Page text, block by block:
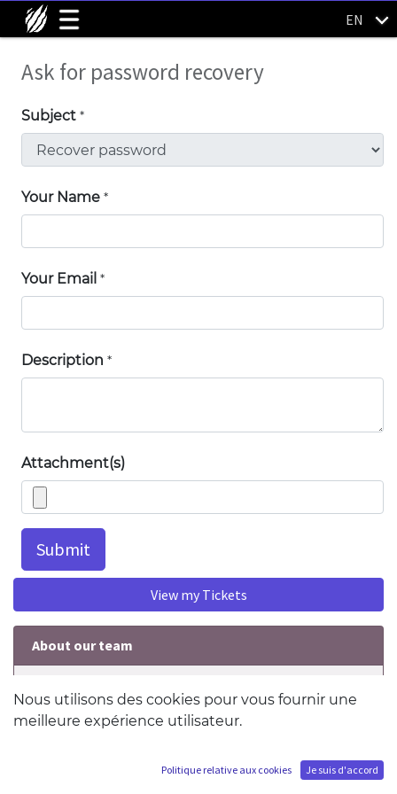
EN
Ask for password recovery
Subject *
Your Name *
Your Email *
Description *
Attachment(s)
Submit
View my Tickets
About our team
For any request related to your logins please
open a ticket here
Nous utilisons des cookies pour vous fournir une
meilleure expérience utilisateur.
Politique relative aux cookies Je suis d'accord